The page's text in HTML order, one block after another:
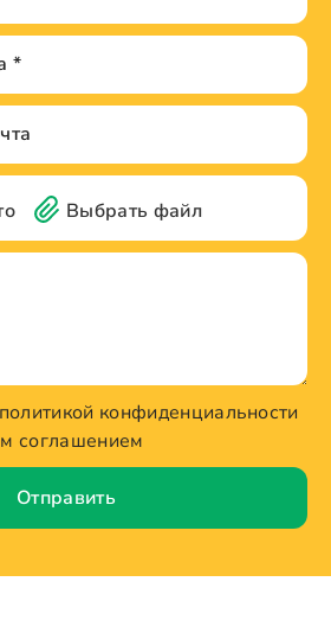
Выбрать файл
конфиденциальности
соглашением
Отправить